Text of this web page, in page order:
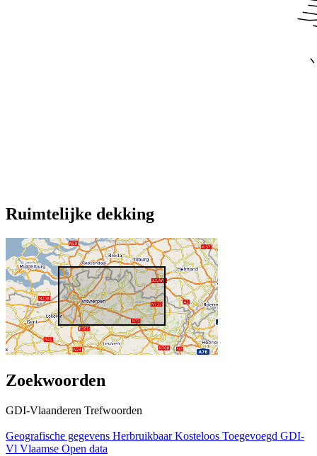
Ruimtelijke dekking
Zoekwoorden
GDI-Vlaanderen Trefwoorden
Geografische gegevens Herbruikbaar Kosteloos Toegevoegd GDI-
Vl Vlaamse Open data